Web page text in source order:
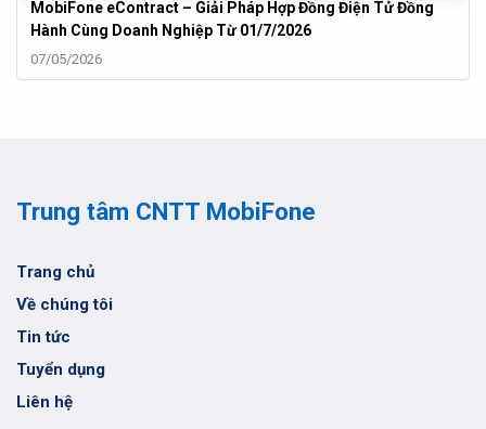
MobiFone eContract – Giải Pháp Hợp Đồng Điện Tử Đồng
Hành Cùng Doanh Nghiệp Từ 01/7/2026
07/05/2026
Trung tâm CNTT MobiFone
Trang chủ
Về chúng tôi
Tin tức
Tuyển dụng
Liên hệ